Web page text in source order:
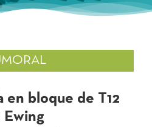
al Día
bloque de T12
Ewing